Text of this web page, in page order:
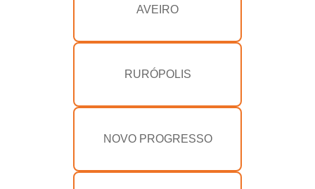
AVEIRO
RURÓPOLIS
NOVO PROGRESSO